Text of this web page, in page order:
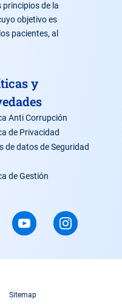
principios de la
objetivo es
pacientes, al
y
Anti Corrupción
de Privacidad
de datos de Seguridad
de Gestión
Sitemap